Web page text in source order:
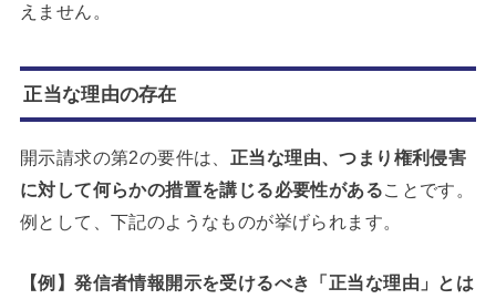
えません。
正当な理由の存在
開示請求の第2の要件は、 正当な理由、つまり権利侵害
に対して何らかの措置を講じる必要性があることです。
例として、下記のようなものが挙げられます。
【例】発信者情報開示を受けるべき「正当な理由」とは